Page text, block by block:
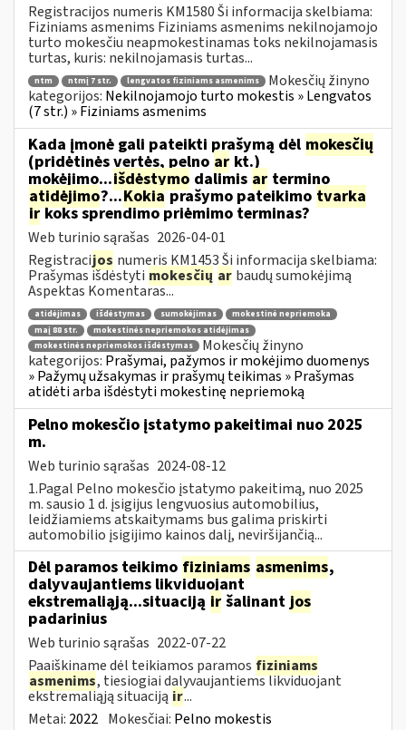
Registracijos numeris KM1580 Ši informacija skelbiama:
Fiziniams asmenims Fiziniams asmenims nekilnojamojo
turto mokesčiu neapmokestinamas toks nekilnojamasis
turtas, kuris: nekilnojamasis turtas...
ntm ntmį 7 str. lengvatos fiziniams asmenims
Mokesčių žinyno
kategorijos: Nekilnojamojo turto mokestis » Lengvatos
(7 str.) » Fiziniams asmenims
Kada įmonė gali pateikti prašymą dėl mokesčių
(pridėtinės vertės, pelno ar kt.)
mokėjimo...išdėstymo dalimis ar termino
atidėjimo?...Kokiaprašymo pateikimo tvarka
irkoks sprendimo priėmimo terminas?
Web turinio sąrašas 2026-04-01
Registracijos numeris KM1453 Ši informacija skelbiama:
Prašymas išdėstyti mokesčių ar baudų sumokėjimą
Aspektas Komentaras...
atidėjimas išdėstymas sumokėjimas
mokestinė nepriemoka
maį 88 str.
mokestinės nepriemokos atidėjimas
mokestinės nepriemokos išdėstymas
Mokesčių žinyno
kategorijos: Prašymai, pažymos ir mokėjimo duomenys
» Pažymų užsakymas ir prašymų teikimas » Prašymas
atidėti arba išdėstyti mokestinę nepriemoką
Pelno mokesčio įstatymo pakeitimai nuo 2025
m.
Web turinio sąrašas 2024-08-12
1.Pagal Pelno mokesčio įstatymo pakeitimą, nuo 2025
m. sausio 1 d. įsigijus lengvuosius automobilius,
leidžiamiems atskaitymams bus galima priskirti
automobilio įsigijimo kainos dalį, neviršijančią...
Dėl paramos teikimo fiziniams asmenims,
dalyvaujantiems likviduojant
ekstremaliąją...situaciją ir šalinant jos
padarinius
Web turinio sąrašas 2022-07-22
Paaiškiname dėl teikiamos paramos fiziniams
asmenims, tiesiogiai dalyvaujantiems likviduojant
ekstremaliąją situaciją ir...
Metai: 2022 Mokesčiai: Pelno mokestis